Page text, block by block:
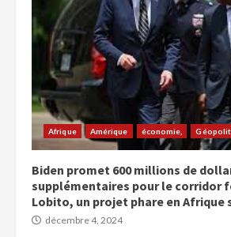
Afrique Amérique économie,
Biden promet 600 millions de
supplémentaires pour le corridor
Lobito, un projet phare en Afrique
décembre 4, 2024